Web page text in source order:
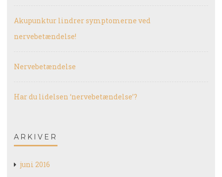
Akupunktur lindrer symptomerne ved
nervebetændelse!
Nervebetændelse
Har du lidelsen ‘nervebetændelse’?
ARKIVER
juni 2016